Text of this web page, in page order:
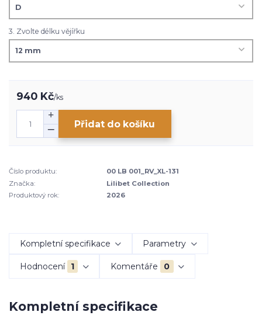
3. Zvolte délku vějířku
940 Kč/ks
Přidat do košíku
Číslo produktu:
00 LB 001_RV_XL-131
Značka:
Lilibet Collection
Produktový rok:
2026
Kompletní specifikace Parametry
Hodnocení 1 Komentáře 0
Kompletní specifikace